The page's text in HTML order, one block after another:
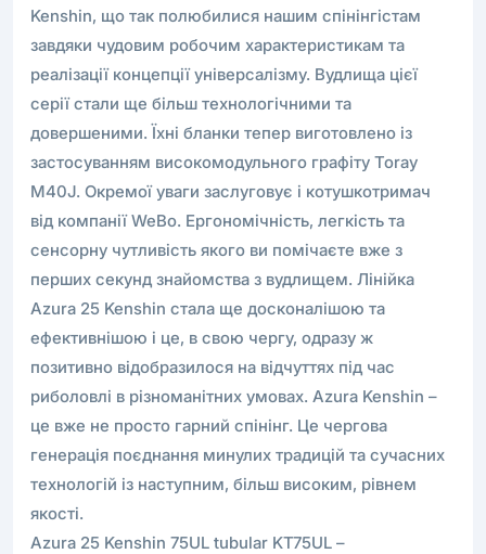
Kenshin, що так полюбилися нашим спінінгістам
завдяки чудовим робочим характеристикам та
реалізації концепції універсалізму. Вудлища цієї
серії стали ще більш технологічними та
довершеними. Їхні бланки тепер виготовлено із
застосуванням високомодульного графіту Toray
M40J. Окремої уваги заслуговує і котушкотримач
від компанії WeBo. Ергономічність, легкість та
сенсорну чутливість якого ви помічаєте вже з
перших секунд знайомства з вудлищем. Лінійка
Azura 25 Kenshin стала ще досконалішою та
ефективнішою і це, в свою чергу, одразу ж
позитивно відобразилося на відчуттях під час
риболовлі в різноманітних умовах. Azura Kenshin –
це вже не просто гарний спінінг. Це чергова
генерація поєднання минулих традицій та сучасних
технологій із наступним, більш високим, рівнем
якості.
Azura 25 Kenshin 75UL tubular KT75UL –